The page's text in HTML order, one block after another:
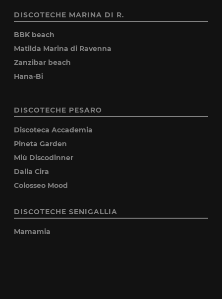
DISCOTECHE MARINA DI R.
BBK beach
Matilda Marina di Ravenna
Zanzibar beach
Hana-Bi
DISCOTECHE PESARO
Discoteca Accademia
Pineta Garden
Miù Discodinner
Dalla Cira
Colosseo Mood
DISCOTECHE SENIGALLIA
Mamamia